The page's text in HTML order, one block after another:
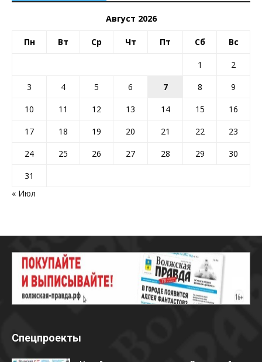
Август 2026
Пн Вт Ср Чт Пт Сб Вс
1
2
3
4 5 6 7 8
9
10
11 12 13 14 15
16
17
18 19 20 21 22
23
24
25 26 27 28 29
30
31
« Июл
Спецпроекты